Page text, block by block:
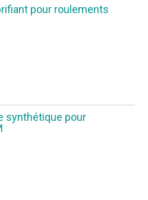
pour roulements
synthétique pour